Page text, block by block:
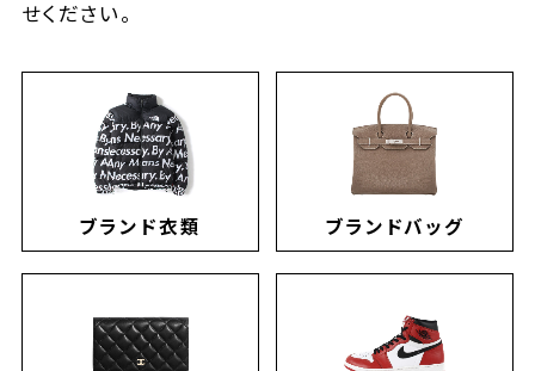
せください。
ブランド衣類 ブランドバッグ